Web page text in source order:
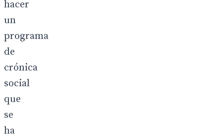
hacer
un
programa
de
crónica
social
que
se
ha